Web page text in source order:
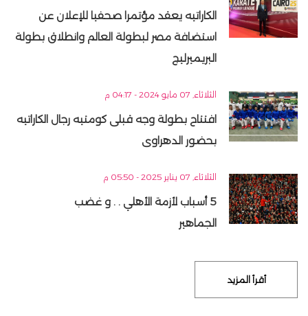
الكاراتيه يعقد مؤتمرا صحفيا للإعلان عن
استضافة مصر لبطولة العالم وانطلاق بطولة
البريميرليج
الثلاثاء, 07 مايو 2024 - 04:17 م
افتتاح بطولة وجه قبلى كومتيه رجال الكاراتيه
بحضور الدهراوى
الثلاثاء, 07 يناير 2025 - 05:50 م
5 أسباب لأزمة الأهلي . . و غضب
الجماهير
أقرأ المزيد